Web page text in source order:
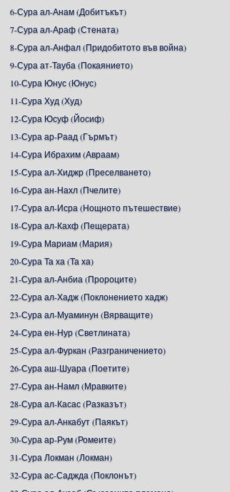
6-Сура ал-Анам (Добитъкът)
7-Сура ал-Араф (Стената)
8-Сура ал-Анфал (Придобитото във война)
9-Сура ат-Тауба (Покаянието)
10-Сура Юнус (Юнус)
11-Сура Худ (Худ)
12-Сура Юсуф (Йосиф)
13-Сура ар-Раад (Гърмът)
14-Сура Ибрахим (Авраам)
15-Сура ал-Хиджр (Преселването)
16-Сура ан-Нахл (Пчелите)
17-Сура ал-Исра (Нощното пътешествие)
18-Сура ал-Кахф (Пещерата)
19-Сура Мариам (Мария)
20-Сура Та ха (Та ха)
21-Сура ал-Анбиа (Пророците)
22-Сура ал-Хадж (Поклонението хадж)
23-Сура ал-Муаминун (Вярващите)
24-Сура ен-Нур (Светлината)
25-Сура ал-Фуркан (Разграничението)
26-Сура аш-Шуара (Поетите)
27-Сура ан-Намл (Мравките)
28-Сура ал-Касас (Разказът)
29-Сура ал-Анкабут (Паякът)
30-Сура ар-Рум (Ромеите)
31-Сура Локман (Локман)
32-Сура ас-Саджда (Поклонът)